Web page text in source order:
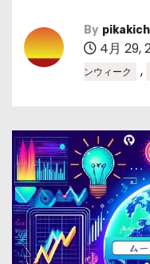
By
4月 29,
ンウィーク
,